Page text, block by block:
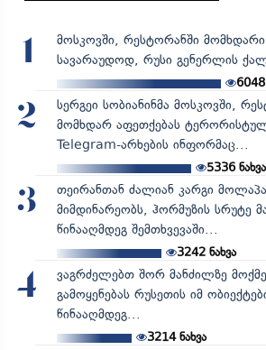
1
მოსკოვში, რესტორანში მომხდარი
სავარაუდოდ, რუსი გენერლის
6048
2
სერგეი სობიანინმა მოსკოვში,
მომხდარ აფეთქებას
Telegram-არხების ინფორმაც...
5336ნახვა
3
თეირანთან ძალიან კარგი
მიმდინარეობს, ჰორმუზის სრუტე
წინააღმდეგ შემთხვევაში...
3242ნახვა
4
ვაგრძელებთ შორ მანძილზე
გამოყენებას რუსეთის იმ
წინააღმდეგ...
3214ნახვა